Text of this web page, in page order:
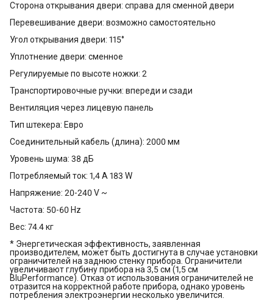
Сторона открывания двери: справа для сменной двери
Перевешивание двери: возможно самостоятельно
Угол открывания двери: 115°
Уплотнение двери: сменное
Регулируемые по высоте ножки: 2
Транспортировочные ручки: впереди и сзади
Вентиляция через лицевую панель
Тип штекера: Евро
Соединительный кабель (длина): 2000 мм
Уровень шума: 38 дБ
Потребляемый ток: 1,4 A 183 W
Напряжение: 20-240 V ~
Частота: 50-60 Hz
Вес: 74.4 кг
* Энергетическая эффективность, заявленная
производителем, может быть достигнута в случае установки
ограничителей на заднюю стенку прибора. Ограничители
увеличивают глубину прибора на 3,5 см (1,5 см
BluPerformance). Отказ от использования ограничителей не
отразится на корректной работе прибора, однако уровень
потребления электроэнергии несколько увеличится.